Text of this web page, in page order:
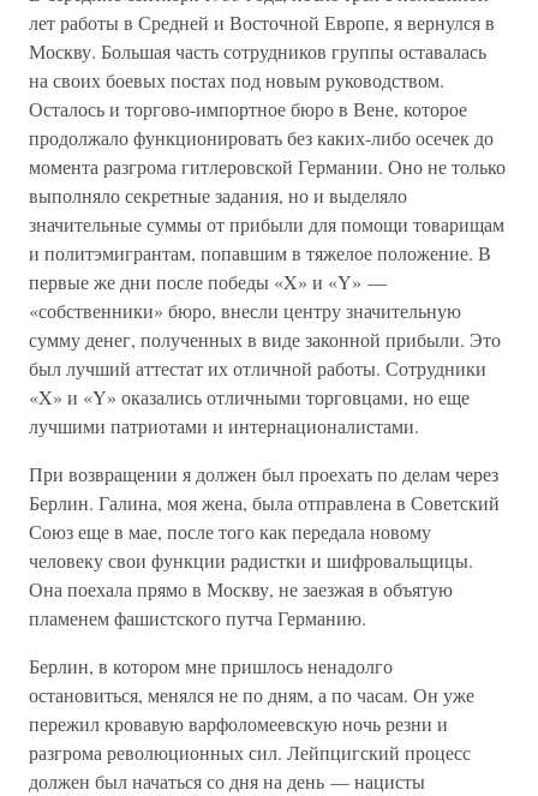
лет работы в Средней и Восточной Европе, я вернулся в
Москву. Большая часть сотрудников группы оставалась
на своих боевых постах под новым руководством.
Осталось и торгово-импортное бюро в Вене, которое
продолжало функционировать без каких-либо осечек до
момента разгрома гитлеровской Германии. Оно не только
выполняло секретные задания, но и выделяло
значительные суммы от прибыли для помощи товарищам
и политэмигрантам, попавшим в тяжелое положение. В
первые же дни после победы «X» и «Y» —
«собственники» бюро, внесли центру значительную
сумму денег, полученных в виде законной прибыли. Это
был лучший аттестат их отличной работы. Сотрудники
«X» и «Y» оказались отличными торговцами, но еще
лучшими патриотами и интернационалистами.
При возвращении я должен был проехать по делам через
Берлин. Галина, моя жена, была отправлена в Советский
Союз еще в мае, после того как передала новому
человеку свои функции радистки и шифровальщицы.
Она поехала прямо в Москву, не заезжая в объятую
пламенем фашистского путча Германию.
Берлин, в котором мне пришлось ненадолго
остановиться, менялся не по дням, а по часам. Он уже
пережил кровавую варфоломеевскую ночь резни и
разгрома революционных сил. Лейпцигский процесс
должен был начаться со дня на день — нацисты